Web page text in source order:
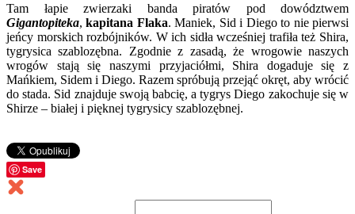
Tam łapie zwierzaki banda piratów pod dowództwem
Gigantopiteka,kapitana Flaka. Maniek, Sid i Diego to nie pierwsi
jeńcy morskich rozbójników. W ich sidła wcześniej trafiła też Shira,
tygrysica szablozębna. Zgodnie z zasadą, że wrogowie naszych
wrogów stają się naszymi przyjaciółmi, Shira dogaduje się z
Mańkiem, Sidem i Diego. Razem spróbują przejąć okręt, aby wrócić
do stada. Sid znajduje swoją babcię, a tygrys Diego zakochuje się w
Shirze – białej i pięknej tygrysicy szablozębnej.
Save